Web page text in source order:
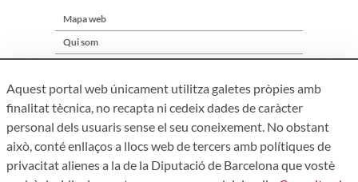
Mapa web
Qui som
Aquest portal web únicament utilitza galetes pròpies amb
finalitat tècnica, no recapta ni cedeix dades de caràcter
personal dels usuaris sense el seu coneixement. No obstant
això, conté enllaços a llocs web de tercers amb polítiques de
privacitat alienes a la de la Diputació de Barcelona que vostè